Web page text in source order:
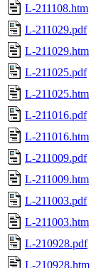
L-211108.htm
L-211029.pdf
L-211029.htm
L-211025.pdf
L-211025.htm
L-211016.pdf
L-211016.htm
L-211009.pdf
L-211009.htm
L-211003.pdf
L-211003.htm
L-210928.pdf
L-210928.htm